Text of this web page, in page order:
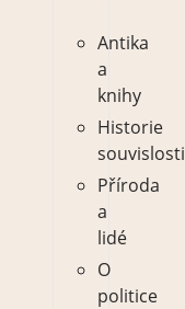
Antika
a
knihy
Historie
souvislosti
Příroda
a
lidé
O
politice